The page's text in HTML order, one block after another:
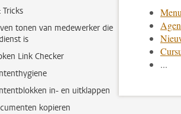
Tricks
tonen van medewerker die
is
Link Checker
in- en uitklappen
kopieren
...